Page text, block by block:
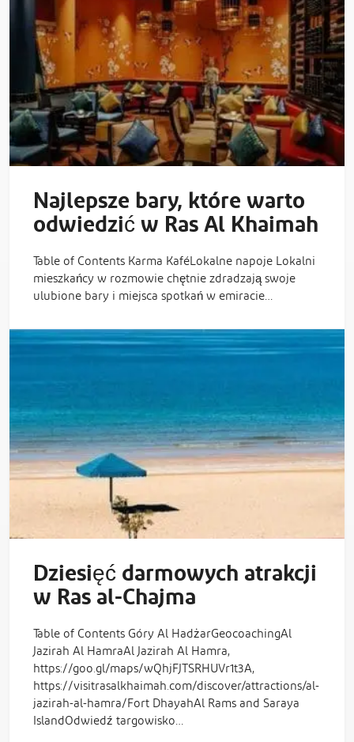
Najlepsze bary, które warto
odwiedzić w Ras Al Khaimah
Table of Contents Karma KaféLokalne napoje Lokalni
mieszkańcy w rozmowie chętnie zdradzają swoje
ulubione bary i miejsca spotkań w emiracie…
Dziesięć darmowych atrakcji
w Ras al-Chajma
Table of Contents Góry Al HadżarGeocoachingAl
Jazirah Al HamraAl Jazirah Al Hamra,
https://goo.gl/maps/wQhjFJTSRHUVr1t3A,
https://visitrasalkhaimah.com/discover/attractions/al-
jazirah-al-hamra/Fort DhayahAl Rams and Saraya
IslandOdwiedź targowisko…